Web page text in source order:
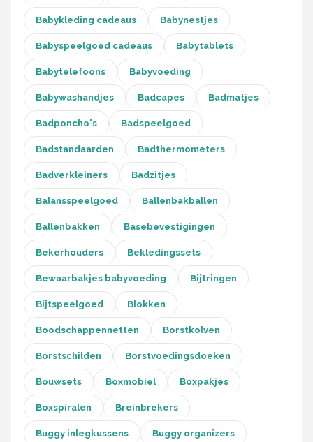
Babykleding cadeaus Babynestjes
Babyspeelgoed cadeaus Babytablets
Babytelefoons Babyvoeding
Babywashandjes Badcapes Badmatjes
Badponcho's Badspeelgoed
Badstandaarden Badthermometers
Badverkleiners Badzitjes
Balansspeelgoed Ballenbakballen
Ballenbakken Basebevestigingen
Bekerhouders Bekledingssets
Bewaarbakjes babyvoeding Bijtringen
Bijtspeelgoed Blokken
Boodschappennetten Borstkolven
Borstschilden Borstvoedingsdoeken
Bouwsets Boxmobiel Boxpakjes
Boxspiralen Breinbrekers
Buggy inlegkussens Buggy organizers